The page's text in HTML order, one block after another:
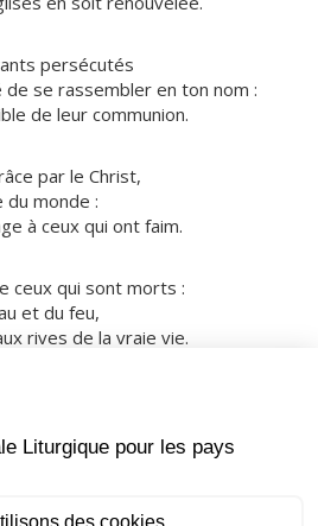
persécutés
se rassembler en ton nom :
de leur communion.
par le Christ,
du monde :
à ceux qui ont faim.
ceux qui sont morts :
et du feu,
rives de la vraie vie.
selon ton dessein, et que ton